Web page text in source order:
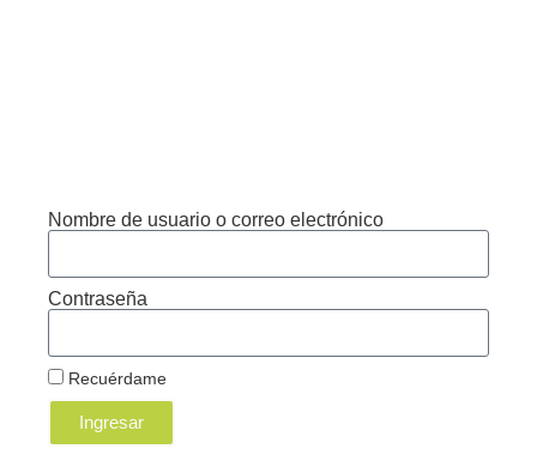
Nombre de usuario o correo electrónico
Contraseña
Recuérdame
Ingresar